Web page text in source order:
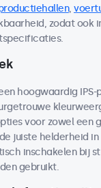
,
zodat ook
hoogwaardig
voor zowel
juiste helderheid
inschakelen bij
gebruikt.